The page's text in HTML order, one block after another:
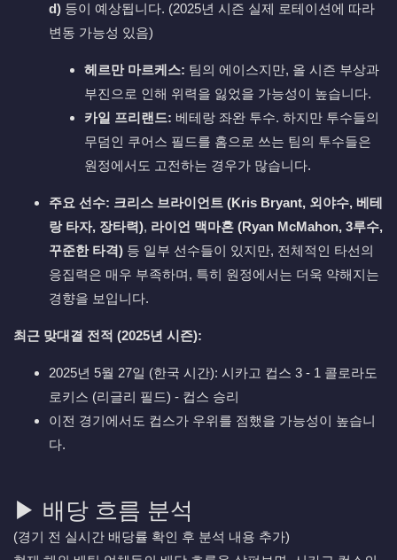
d) 등이 예상됩니다. (2025년 시즌 실제 로테이션에 따라
변동 가능성 있음)
헤르만 마르케스: 팀의 에이스지만, 올 시즌 부상과
부진으로 인해 위력을 잃었을 가능성이 높습니다.
카일 프리랜드: 베테랑 좌완 투수. 하지만 투수들의
무덤인 쿠어스 필드를 홈으로 쓰는 팀의 투수들은
원정에서도 고전하는 경우가 많습니다.
주요 선수: 크리스 브라이언트 (Kris Bryant, 외야수, 베테
랑 타자, 장타력), 라이언 맥마혼 (Ryan McMahon, 3루수,
꾸준한 타격) 등 일부 선수들이 있지만, 전체적인 타선의
응집력은 매우 부족하며, 특히 원정에서는 더욱 약해지는
경향을 보입니다.
최근 맞대결 전적 (2025년 시즌):
2025년 5월 27일 (한국 시간): 시카고 컵스 3 - 1 콜로라도
로키스 (리글리 필드) - 컵스 승리
이전 경기에서도 컵스가 우위를 점했을 가능성이 높습니
다.
▶ 배당 흐름 분석
(경기 전 실시간 배당률 확인 후 분석 내용 추가)